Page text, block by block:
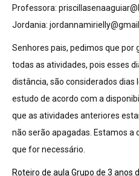
Professora:
Jordania:
Senhores pais, pedimos que por
todas as atividades, pois esses
distância, são considerados dias
estudo de acordo com a
que as atividades anteriores
não serão apagadas. Estamos a
que for necessário.
Roteiro de aula Grupo de 3 anos